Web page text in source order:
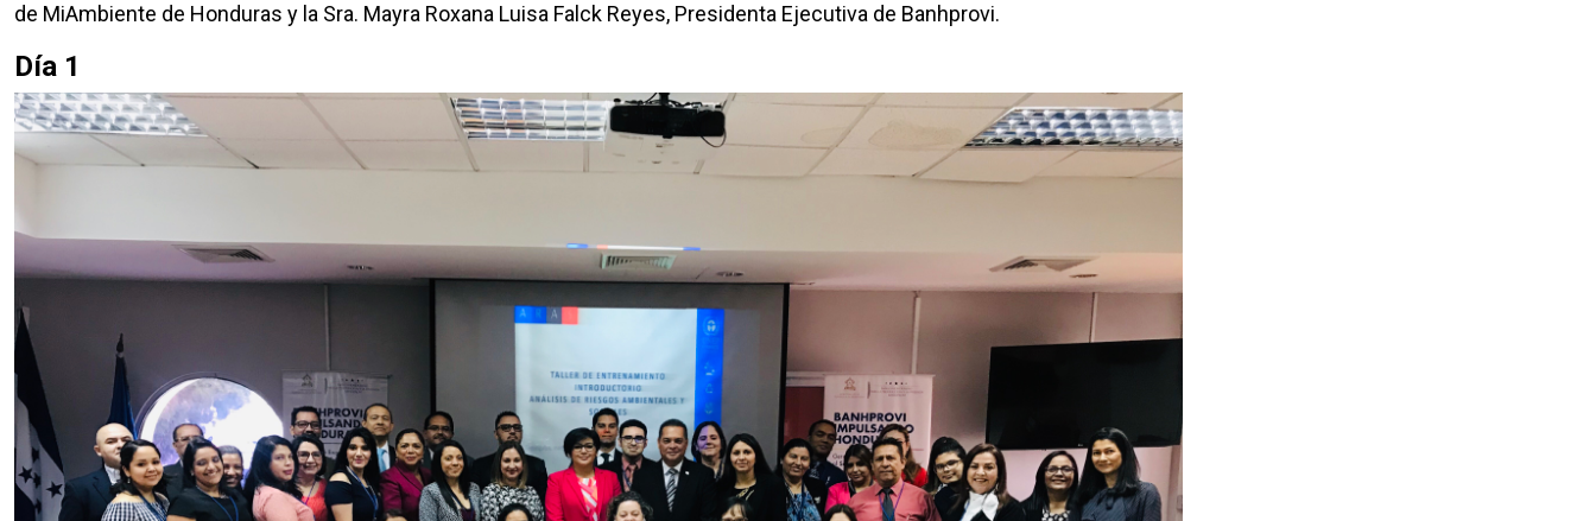
de MiAmbiente de Honduras y la Sra. Mayra Roxana Luisa Falck Reyes, Presidenta Ejecutiva de Banhprovi.
Día 1